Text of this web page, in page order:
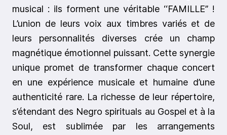
musical : ils forment une véritable ‘‘FAMILLE’’ !
L’union de leurs voix aux timbres variés et de
leurs personnalités diverses crée un champ
magnétique émotionnel puissant. Cette synergie
unique promet de transformer chaque concert
en une expérience musicale et humaine d’une
authenticité rare. La richesse de leur répertoire,
s’étendant des Negro spirituals au Gospel et à la
Soul, est sublimée par les arrangements